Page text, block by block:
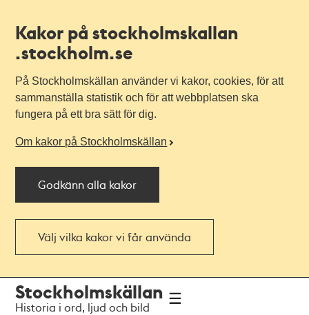
Kakor på stockholmskallan
.stockholm.se
På Stockholmskällan använder vi kakor, cookies, för att
sammanställa statistik och för att webbplatsen ska
fungera på ett bra sätt för dig.
Om kakor på Stockholmskällan
Godkänn alla kakor
Välj vilka kakor vi får använda
navigationen
huvudinnehållet
Stockholmskällan
Historia i ord, ljud och bild